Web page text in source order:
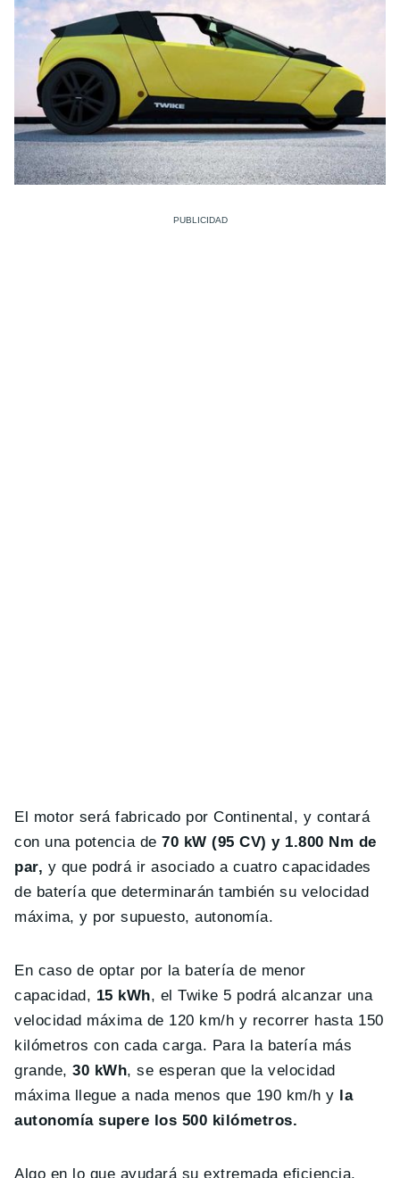
El motor será fabricado por Continental, y contará
con una potencia de 70 kW (95 CV) y 1.800 Nm de
par, y que podrá ir asociado a cuatro capacidades
de batería que determinarán también su velocidad
máxima, y por supuesto, autonomía.
En caso de optar por la batería de menor
capacidad, 15 kWh, el Twike 5 podrá alcanzar una
velocidad máxima de 120 km/h y recorrer hasta 150
kilómetros con cada carga. Para la batería más
grande,30 kWh, se esperan que la velocidad
máxima llegue a nada menos que 190 km/h y
la
autonomía supere los 500 kilómetros.
Algo en lo que ayudará su extremada eficiencia,